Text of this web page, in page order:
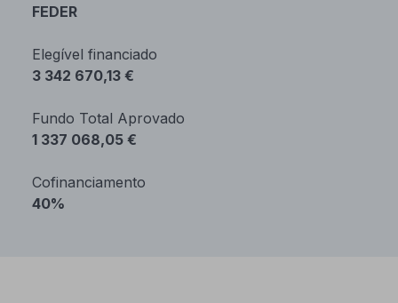
FEDER
Elegível financiado
3 342 670,13 €
Fundo Total Aprovado
1 337 068,05 €
Cofinanciamento
40%